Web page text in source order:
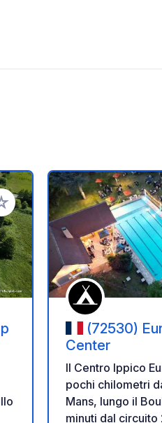
ai tuoi preferiti
(72530)
Center
Il Centro Ippico
pochi chilometri
Mans, lungo il
minuti dal circuito